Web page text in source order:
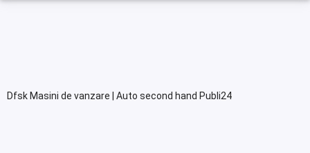
Dfsk Masini de vanzare | Auto second hand Publi24